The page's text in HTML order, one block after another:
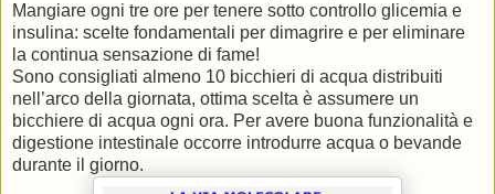
Mangiare ogni tre ore per tenere sotto controllo glicemia e
insulina: scelte fondamentali per dimagrire e per eliminare
la continua sensazione di fame!
Sono consigliati almeno 10 bicchieri di acqua distribuiti
nell’arco della giornata, ottima scelta è assumere un
bicchiere di acqua ogni ora. Per avere buona funzionalità e
digestione intestinale occorre introdurre acqua o bevande
durante il giorno.